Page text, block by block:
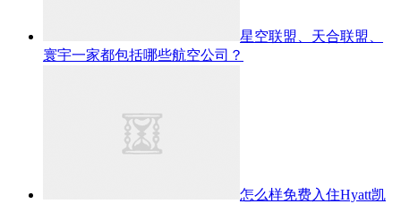
星空联盟、天合联盟、
寰宇一家都包括哪些航空公司？
怎么样免费入住Hyatt凯